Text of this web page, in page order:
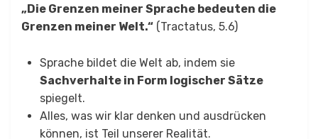
„Die Grenzen meiner Sprache bedeuten die
Grenzen meiner Welt.“ (Tractatus, 5.6)
Sprache bildet die Welt ab, indem sie
Sachverhalte in Form logischer Sätze
spiegelt.
Alles, was wir klar denken und ausdrücken
können, ist Teil unserer Realität.